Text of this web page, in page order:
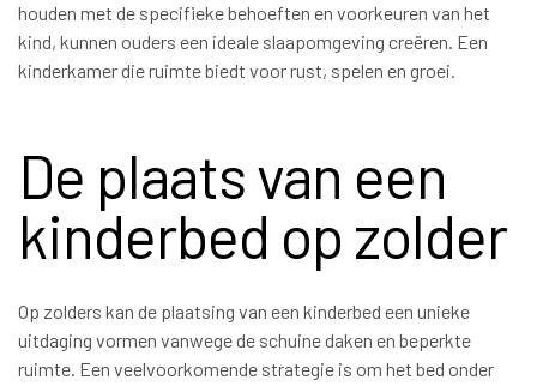
houden met de specifieke behoeften en voorkeuren van het
kind, kunnen ouders een ideale slaapomgeving creëren. Een
kinderkamer die ruimte biedt voor rust, spelen en groei.
De plaats van een
kinderbed op zolder
Op zolders kan de plaatsing van een kinderbed een unieke
uitdaging vormen vanwege de schuine daken en beperkte
ruimte. Een veelvoorkomende strategie is om het bed onder